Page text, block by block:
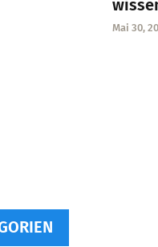
Mai 30,